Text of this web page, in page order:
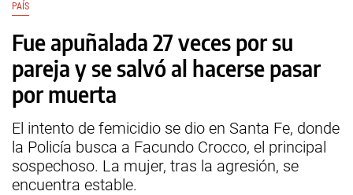
PAÍS
Fue apuñalada 27 veces por su
pareja y se salvó al hacerse pasar
por muerta
El intento de femicidio se dio en Santa Fe, donde
la Policía busca a Facundo Crocco, el principal
sospechoso. La mujer, tras la agresión, se
encuentra estable.